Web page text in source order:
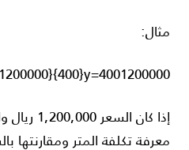
مثال:
y=4001200000
معرفة تكلفة المتر ومقارنتها